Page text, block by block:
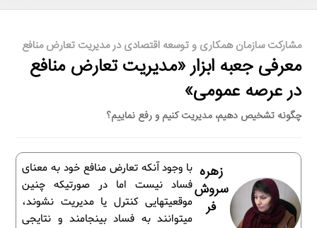
مشارکت سازمان همکاری و توسعه اقتصادی در مدیریت تعارض منافع
معرفی جعبه ابزار «مدیریت تعارض منافع
در عرصه عمومی»
چگونه تشخیص دهیم، مدیریت کنیم و رفع نماییم؟
با وجود آنکه تعارض منافع خود به معنای
فساد نیست اما در صورتی­که چنین
موقعیت­هایی کنترل یا مدیریت نشوند،
می­توانند به فساد بینجامند و نتایجی
زهره
سروش
فر